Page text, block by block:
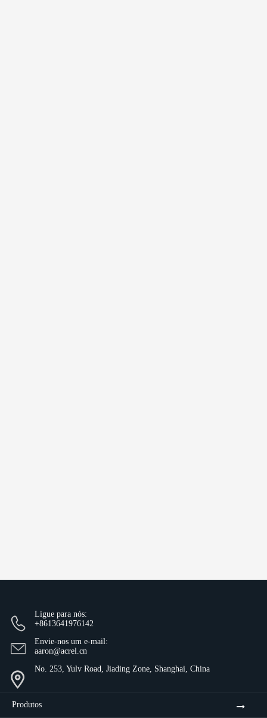
Ligue para nós:
+8613641976142
Envie-nos um e-mail:
aaron@acrel.cn
No. 253, Yulv Road, Jiading Zone, Shanghai, China
Produtos